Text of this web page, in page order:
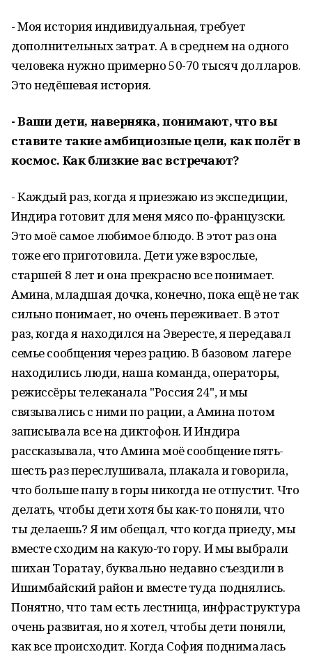
- Моя история индивидуальная, требует
дополнительных затрат. А в среднем на одного
человека нужно примерно 50-70 тысяч долларов.
Это недёшевая история.
- Ваши дети, наверняка, понимают, что вы
ставите такие амбициозные цели, как полёт в
космос. Как близкие вас встречают?
- Каждый раз, когда я приезжаю из экспедиции,
Индира готовит для меня мясо по-французски.
Это моё самое любимое блюдо. В этот раз она
тоже его приготовила. Дети уже взрослые,
старшей 8 лет и она прекрасно все понимает.
Амина, младшая дочка, конечно, пока ещё не так
сильно понимает, но очень переживает. В этот
раз, когда я находился на Эвересте, я передавал
семье сообщения через рацию. В базовом лагере
находились люди, наша команда, операторы,
режиссёры телеканала "Россия 24", и мы
связывались с ними по рации, а Амина потом
записывала все на диктофон. И Индира
рассказывала, что Амина моё сообщение пять-
шесть раз переслушивала, плакала и говорила,
что больше папу в горы никогда не отпустит. Что
делать, чтобы дети хотя бы как-то поняли, что
ты делаешь? Я им обещал, что когда приеду, мы
вместе сходим на какую-то гору. И мы выбрали
шихан Торатау, буквально недавно съездили в
Ишимбайский район и вместе туда поднялись.
Понятно, что там есть лестница, инфраструктура
очень развитая, но я хотел, чтобы дети поняли,
как все происходит. Когда София поднималась